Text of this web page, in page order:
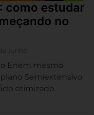
como estudar
no
junho
Enem mesmo
Semiextensivo
otimizado.